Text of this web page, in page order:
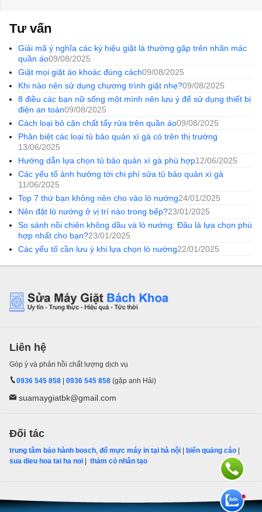
Tư vấn
Giải mã ý nghĩa các ký hiệu giặt là thường gặp trên nhãn mác
quần áo09/08/2025
Giặt mọi giặt áo khoác đúng cách09/08/2025
Khi nào nên sử dụng chương trình giặt nhẹ?09/08/2025
8 điều các bạn nữ sống một mình nên lưu ý để sử dụng thiết bị
điện an toàn09/08/2025
Cách loại bỏ cặn chất tẩy rửa trên quần áo09/08/2025
Phân biệt các loại tủ bảo quản xì gà có trên thị trường
13/06/2025
Hướng dẫn lựa chọn tủ bảo quản xì gà phù hợp12/06/2025
Các yếu tố ảnh hưởng tới chi phí sửa tủ bảo quản xì gà
11/06/2025
Top 7 thứ bạn không nên cho vào lò nướng24/01/2025
Nên đặt lò nướng ở vị trí nào trong bếp?23/01/2025
So sánh nồi chiên không dầu và lò nướng: Đâu là lựa chọn phù
hợp nhất cho bạn?23/01/2025
Các yếu tố cần lưu ý khi lựa chọn lò nướng22/01/2025
Liên hệ
Góp ý và phản hồi chất lượng dịch vụ
0936 545 858 | 0936 545 858 (gặp anh Hải)
suamaygiatbk@gmail.com
Đối tác
trung tâm bảo hành bosch đổ mực máy in tại hà nội | biển quảng cáo |
sua dieu hoa tai ha noi | thảm cỏ nhân tạo